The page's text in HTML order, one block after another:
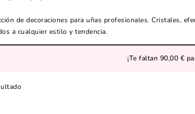
de decoraciones para uñas profesionales. Cristales,
a cualquier estilo y tendencia.
¡Te faltan 90,00 €